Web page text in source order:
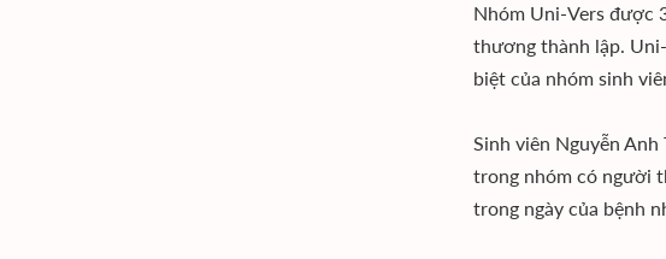
Nhóm Uni-Vers được
thương thành lập.
biệt của nhóm sinh
Sinh viên Nguyễn
trong nhóm có người
trong ngày của bệnh